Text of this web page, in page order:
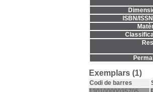
ISBN/
Exemplars (1)
Codi de barres